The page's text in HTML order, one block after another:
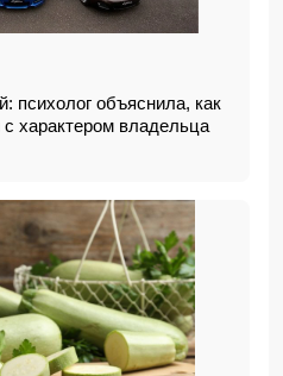
психолог объяснила, как
характером владельца